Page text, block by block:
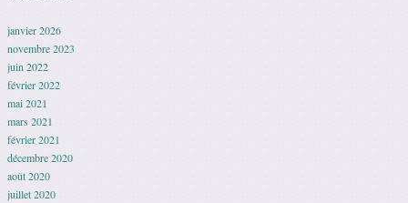
janvier 2026
novembre 2023
juin 2022
février 2022
mai 2021
mars 2021
février 2021
décembre 2020
août 2020
juillet 2020